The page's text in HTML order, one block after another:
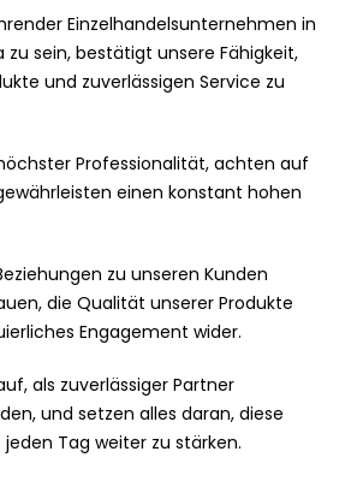
Einzelhandelsunternehmen in
zu sein, bestätigt unsere Fähigkeit,
und zuverlässigen Service zu
Professionalität, achten auf
einen konstant hohen
zu unseren Kunden
die Qualität unserer Produkte
Engagement wider.
als zuverlässiger Partner
und setzen alles daran, diese
Tag weiter zu stärken.